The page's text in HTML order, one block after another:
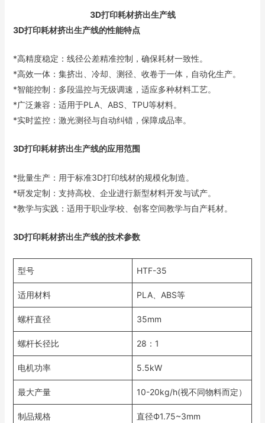
3D打印耗材挤出生产线
3D打印耗材挤出生产线的性能特点
*高精度稳定：线径公差精准控制，确保耗材一致性。
*高效一体：集挤出、冷却、测径、收卷于一体，自动化生产。
*智能控制：多段温控与无级调速，适应多种材料工艺。
*广泛兼容：适用于PLA、ABS、TPU等材料。
*实时监控：激光测径与自动纠错，保障成品率。
3D打印耗材挤出生产线的应用范围
*批量生产：用于标准3D打印线材的规模化制造。
*研发定制：支持高校、企业进行新型材料开发与试产。
*教学与实践：适用于职业学校、创客空间教学与自产耗材。
3D打印耗材挤出生产线的技术参数
型号 HTF-35
适用材料 PLA、ABS等
螺杆直径 35mm
螺杆长径比 28：1
电机功率 5.5kW
最大产量 10-20kg/h(视不同物料而定）
制品规格 直径Ф1.75~3mm